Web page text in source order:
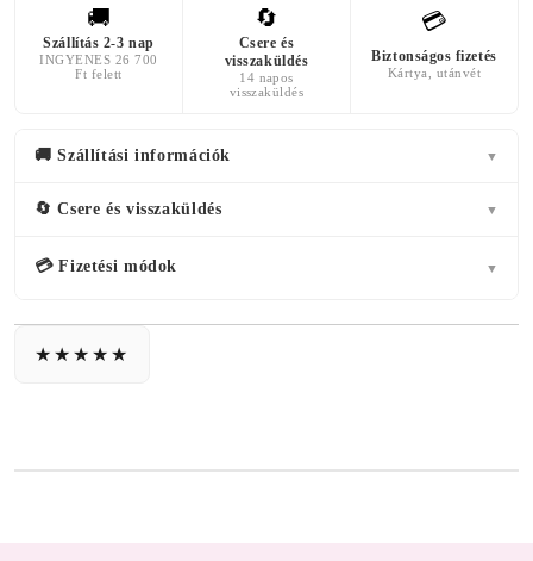
🚚
Szállítás 2-3 nap
INGYENES 26 700
Ft felett
🔄
Csere és
visszaküldés
14 napos
visszaküldés
💳
Biztonságos fizetés
Kártya, utánvét
🚚 Szállítási információk ▼
🔄 Csere és visszaküldés ▼
💳 Fizetési módok ▼